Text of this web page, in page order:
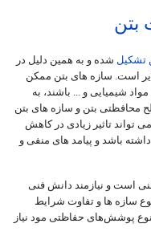
بتن
تشکیل شده و به همین دلیل در
است. سازه های بتن ممکن
شیمیایی و ... باشند، به
محافظتی بتن و سازه های بتن
تواند تاثیر زیادی در کاهش
باشد و پیامد های منفی و
است و نیازمند دانش فنی
سازه ها و تفاوت شرایط
پوشش‌های حفاظتی مود نیاز